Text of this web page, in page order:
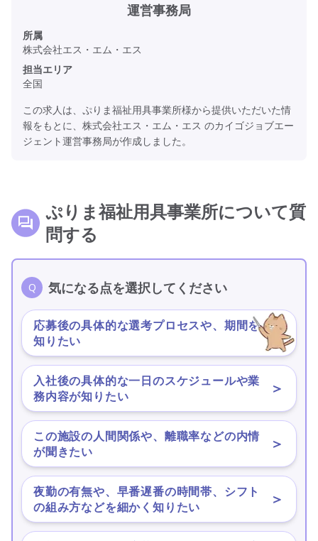
運営事務局
所属
株式会社エス・エム・エス
担当エリア
全国
この求人は、ぷりま福祉用具事業所様から提供いただいた情
報をもとに、株式会社エス・エム・エス のカイゴジョブエー
ジェント運営事務局が作成しました。
ぷりま福祉用具事業所について質
問する
気になる点を選択してください
応募後の具体的な選考プロセスや、期間を
知りたい
＞
入社後の具体的な一日のスケジュールや業
務内容が知りたい
＞
この施設の人間関係や、離職率などの内情
が聞きたい
＞
夜勤の有無や、早番遅番の時間帯、シフト
の組み方などを細かく知りたい
＞